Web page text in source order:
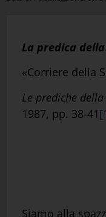
La predica
«Corriere della
Le prediche
1987, pp. 38-41
Siamo alla